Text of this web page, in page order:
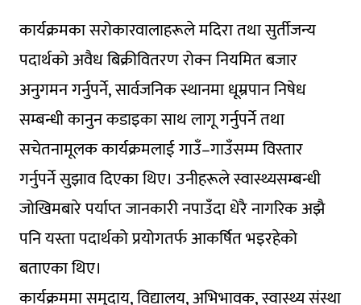
कार्यक्रमका सरोकारवालाहरूले मदिरा तथा सुर्तीजन्य
पदार्थको अवैध बिक्रीवितरण रोक्न नियमित बजार
अनुगमन गर्नुपर्ने, सार्वजनिक स्थानमा धूम्रपान निषेध
सम्बन्धी कानुन कडाइका साथ लागू गर्नुपर्ने तथा
सचेतनामूलक कार्यक्रमलाई गाउँ–गाउँसम्म विस्तार
गर्नुपर्ने सुझाव दिएका थिए। उनीहरूले स्वास्थ्यसम्बन्धी
जोखिमबारे पर्याप्त जानकारी नपाउँदा धेरै नागरिक अझै
पनि यस्ता पदार्थको प्रयोगतर्फ आकर्षित भइरहेको
बताएका थिए।
कार्यक्रममा समुदाय, विद्यालय, अभिभावक, स्वास्थ्य संस्था